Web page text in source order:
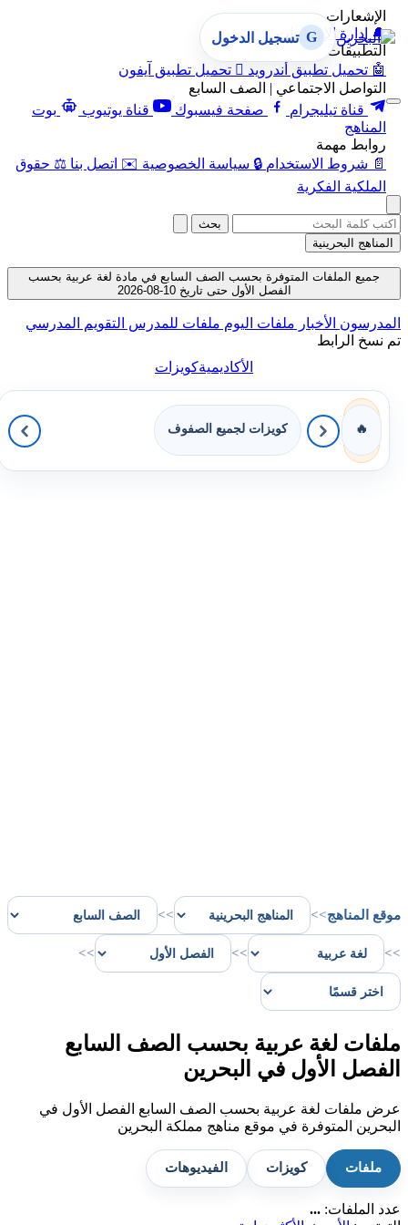
الإشعارات
🔔 إدارة الإشعارات
التطبيقات
🤖 تحميل تطبيق أندرويد  تحميل تطبيق آيفون
التواصل الاجتماعي | الصف السابع
قناة تيليجرام
صفحة فيسبوك قناة يوتيوب
بوت
المناهج
روابط مهمة
📄 شروط الاستخدام 🔒 سياسة الخصوصية ✉️ اتصل بنا ⚖️ حقوق
الملكية الفكرية
G تسجيل الدخول
بحث
المناهج البحرينية
جميع الملفات المتوفرة بحسب الصف السابع في مادة لغة عربية بحسب
الفصل الأول حتى تاريخ 10-08-2026
المدرسون الأخبار ملفات اليوم ملفات للمدرس التقويم المدرسي
تم نسخ الرابط
الأكاديميةكويزات
🔥 كويزات لجميع الصفوف
موقع المناهج>>
>>
>>
>>
>>
ملفات لغة عربية بحسب الصف السابع
الفصل الأول في البحرين
عرض ملفات لغة عربية بحسب الصف السابع الفصل الأول في
البحرين المتوفرة في موقع مناهج مملكة البحرين
ملفات كويزات الفيديوهات
عدد الملفات: ...